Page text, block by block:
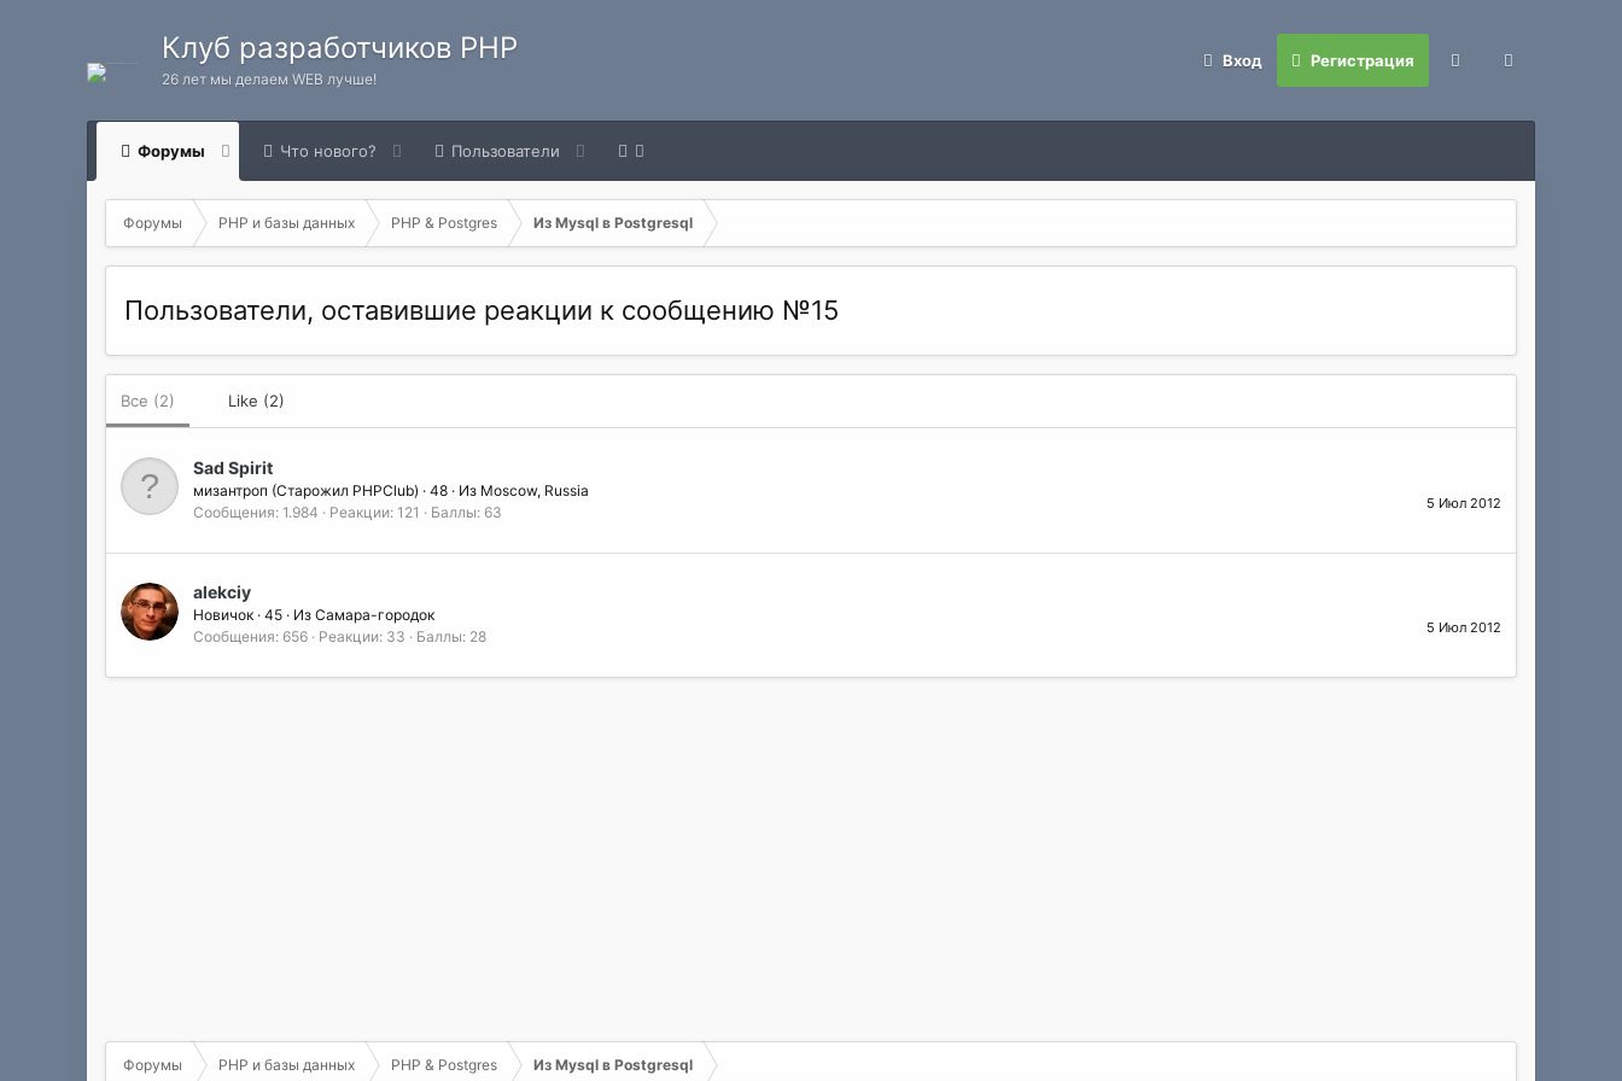
Клуб разработчиков PHP
26 лет мы делаем WEB лучше!
Вход Регистрация
Форумы Что нового? Пользователи
Форумы PHP и базы данных PHP & Postgres Из Mysql в Postgresql
Пользователи, оставившие реакции к сообщению №15
Все (2) Like (2)
5 Июл 2012
Sad Spirit
мизантроп (Старожил PHPClub) · 48 · Из Moscow, Russia
Сообщения 1.984 Реакции 121 Баллы 63
5 Июл 2012
alekciy
Новичок · 45 · Из Самара-городок
Сообщения 656 Реакции 33 Баллы 28
Форумы PHP и базы данных PHP & Postgres Из Mysql в Postgresql